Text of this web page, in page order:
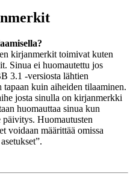
kirjanmerkit toimivat kuten
Sinua ei huomautettu jos
3.1 -versiosta lähtien
kuin aiheiden tilaaminen.
josta sinulla on kirjanmerkki
huomauttaa sinua kun
Huomautusten
voidaan määrittää omissa